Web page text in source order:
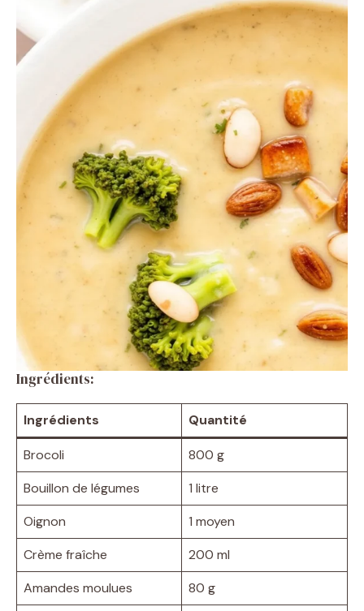
Ingrédients:
Ingrédients Quantité
Brocoli
800 g
Bouillon de légumes
1 litre
Oignon
1 moyen
Crème fraîche
200 ml
Amandes moulues
80 g